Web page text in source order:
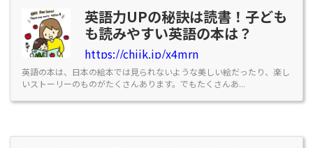
英語力UPの秘訣は読書！子ども
も読みやすい英語の本は？
https://chiik.jp/x4mrn
英語の本は、日本の絵本では見られないような美しい絵だったり、楽し
いストーリーのものがたくさんあります。でもたくさんあ...